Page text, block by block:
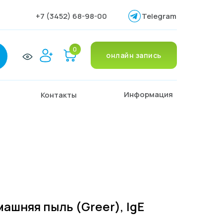
+7 (3452) 68-98-00
онлайн запись
Контакты Информация
0
Telegram
пыль (Greer), IgE